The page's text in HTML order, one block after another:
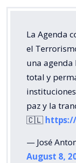
La Agenda
el
una agenda
total y
paz y la
🇨🇱
— José
August 8,